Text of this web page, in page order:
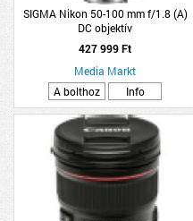
SIGMA Nikon 50-100 mm f/1.8 (A)
DC objektív
427 999 Ft
Media Markt
A bolthoz
Info